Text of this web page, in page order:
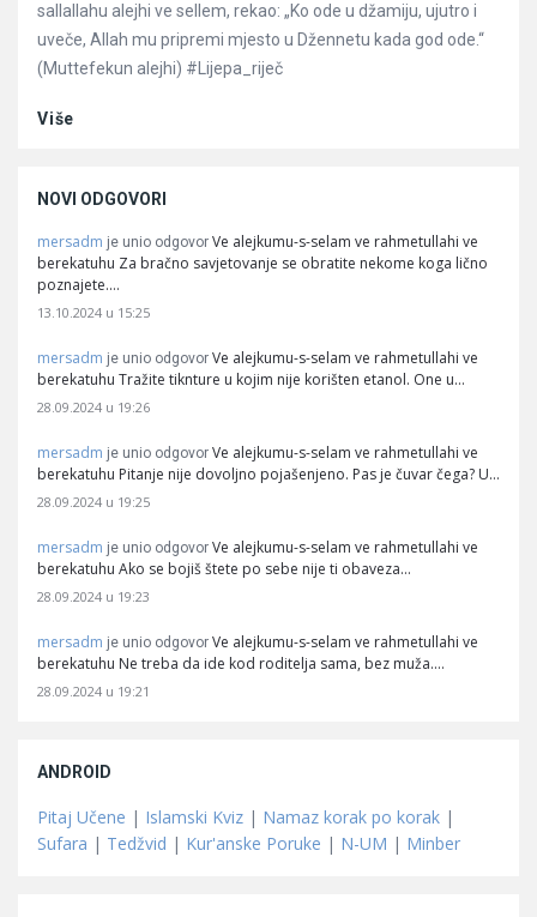
sallallahu alejhi ve sellem, rekao: „Ko ode u džamiju, ujutro i
uveče, Allah mu pripremi mjesto u Džennetu kada god ode.“
(Muttefekun alejhi) #Lijepa_riječ
Više
NOVI ODGOVORI
mersadm je unio odgovor Ve alejkumu-s-selam ve rahmetullahi ve
berekatuhu Za bračno savjetovanje se obratite nekome koga lično
poznajete.…
13.10.2024 u 15:25
mersadm je unio odgovor Ve alejkumu-s-selam ve rahmetullahi ve
berekatuhu Tražite tiknture u kojim nije korišten etanol. One u…
28.09.2024 u 19:26
mersadm je unio odgovor Ve alejkumu-s-selam ve rahmetullahi ve
berekatuhu Pitanje nije dovoljno pojašenjeno. Pas je čuvar čega? U…
28.09.2024 u 19:25
mersadm je unio odgovor Ve alejkumu-s-selam ve rahmetullahi ve
berekatuhu Ako se bojiš štete po sebe nije ti obaveza…
28.09.2024 u 19:23
mersadm je unio odgovor Ve alejkumu-s-selam ve rahmetullahi ve
berekatuhu Ne treba da ide kod roditelja sama, bez muža.…
28.09.2024 u 19:21
ANDROID
Pitaj Učene | Islamski Kviz | Namaz korak po korak |
Sufara | Tedžvid | Kur'anske Poruke | N-UM | Minber